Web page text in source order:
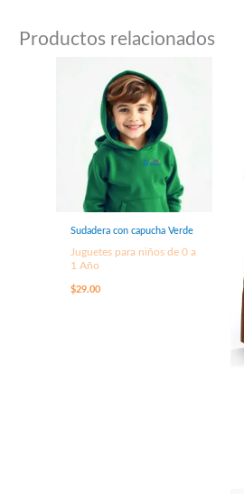
Productos relacionados
Sudadera con capucha Verde
Juguetes para niños de 0 a
1 Año
$29.00